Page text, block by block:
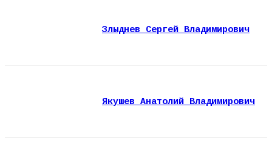
Злыднев Сергей Владимирович
Якушев Анатолий Владимирович